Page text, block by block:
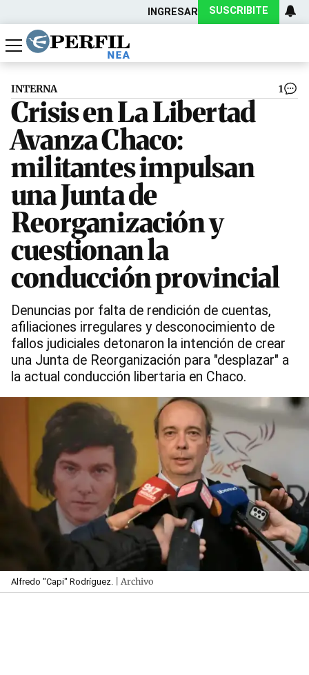
INGRESAR SUSCRIBITE
Política
Economía
Actualidad
INTERNA 1
Crisis en La Libertad
Avanza Chaco:
militantes impulsan
una Junta de
Reorganización y
cuestionan la
conducción provincial
Denuncias por falta de rendición de cuentas,
afiliaciones irregulares y desconocimiento de
fallos judiciales detonaron la intención de crear
una Junta de Reorganización para "desplazar" a
la actual conducción libertaria en Chaco.
Alfredo "Capi" Rodríguez. | Archivo